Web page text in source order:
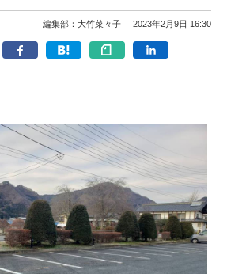
編集部：大竹菜々子 2023年2月9日 16:30